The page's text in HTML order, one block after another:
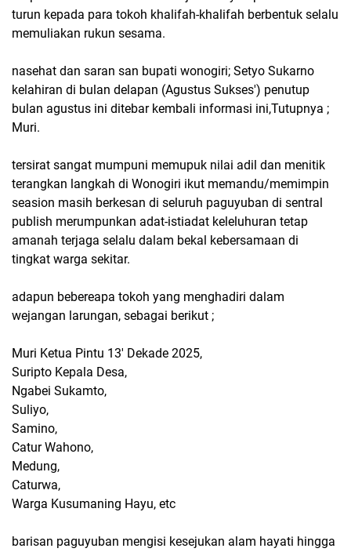
turun kepada para tokoh khalifah-khalifah berbentuk selalu
memuliakan rukun sesama.
nasehat dan saran san bupati wonogiri; Setyo Sukarno
kelahiran di bulan delapan (Agustus Sukses') penutup
bulan agustus ini ditebar kembali informasi ini,Tutupnya ;
Muri.
tersirat sangat mumpuni memupuk nilai adil dan menitik
terangkan langkah di Wonogiri ikut memandu/memimpin
seasion masih berkesan di seluruh paguyuban di sentral
publish merumpunkan adat-istiadat keleluhuran tetap
amanah terjaga selalu dalam bekal kebersamaan di
tingkat warga sekitar.
adapun bebereapa tokoh yang menghadiri dalam
wejangan larungan, sebagai berikut ;
Muri Ketua Pintu 13' Dekade 2025,
Suripto Kepala Desa,
Ngabei Sukamto,
Suliyo,
Samino,
Catur Wahono,
Medung,
Caturwa,
Warga Kusumaning Hayu, etc
barisan paguyuban mengisi kesejukan alam hayati hingga